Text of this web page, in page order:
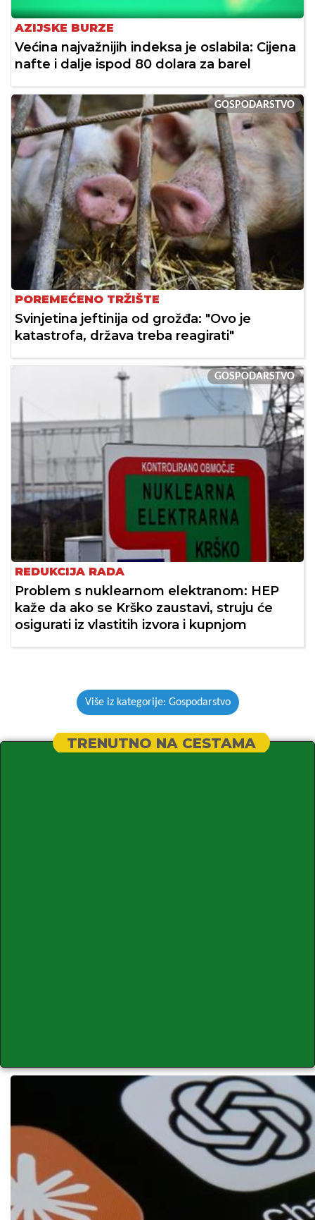
AZIJSKE BURZE
Većina najvažnijih indeksa je oslabila: Cijena
nafte i dalje ispod 80 dolara za barel
GOSPODARSTVO
POREMEĆENO TRŽIŠTE
Svinjetina jeftinija od grožđa: "Ovo je
katastrofa, država treba reagirati"
GOSPODARSTVO
REDUKCIJA RADA
Problem s nuklearnom elektranom: HEP
kaže da ako se Krško zaustavi, struju će
osigurati iz vlastitih izvora i kupnjom
Više iz kategorije: Gospodarstvo
TRENUTNO NA CESTAMA